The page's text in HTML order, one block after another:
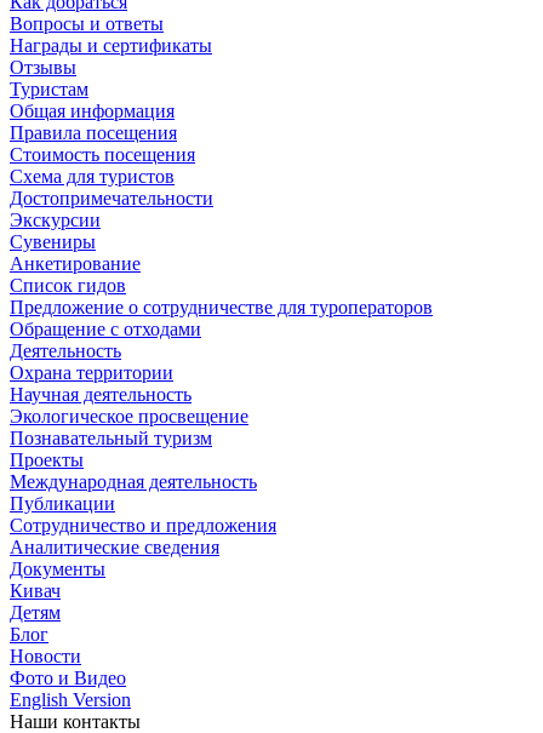
Вопросы и ответы
Награды и сертификаты
Отзывы
Туристам
Общая информация
Правила посещения
Стоимость посещения
Схема для туристов
Достопримечательности
Экскурсии
Сувениры
Анкетирование
Список гидов
Предложение о сотрудничестве для туроператоров
Обращение с отходами
Деятельность
Охрана территории
Научная деятельность
Экологическое просвещение
Познавательный туризм
Проекты
Международная деятельность
Публикации
Сотрудничество и предложения
Аналитические сведения
Документы
Кивач
Детям
Блог
Новости
Фото и Видео
English Version
Наши контакты